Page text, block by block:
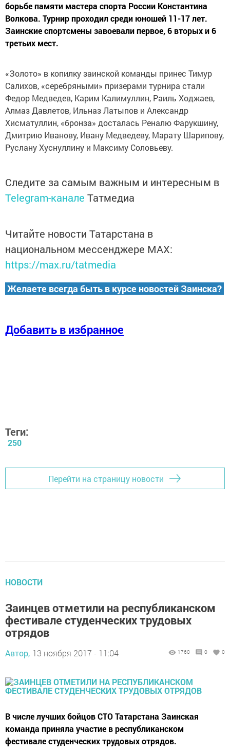
борьбе памяти мастера спорта России Константина
Волкова. Турнир проходил среди юношей 11-17 лет.
Заинские спортсмены завоевали первое, 6 вторых и 6
третьих мест.
«Золото» в копилку заинской команды принес Тимур
Салихов, «серебряными» призерами турнира стали
Федор Медведев, Карим Калимуллин, Раиль Ходжаев,
Алмаз Давлетов, Ильназ Латыпов и Александр
Хисматуллин, «бронза» досталась Реналю Фарукшину,
Дмитрию Иванову, Ивану Медведеву, Марату Шарипову,
Руслану Хуснуллину и Максиму Соловьеву.
Следите за самым важным и интересным в
Telegram-канале Татмедиа
Читайте новости Татарстана в
национальном мессенджере MАХ:
https://max.ru/tatmedia
Желаете всегда быть в курсе новостей Заинска?
Добавить в избранное
Теги:
250
Перейти на страницу новости
НОВОСТИ
Заинцев отметили на республиканском
фестивале студенческих трудовых
отрядов
Автор, 13 ноября 2017 - 11:04 1760 0 0
В числе лучших бойцов СТО Татарстана Заинская
команда приняла участие в республиканском
фестивале студенческих трудовых отрядов.